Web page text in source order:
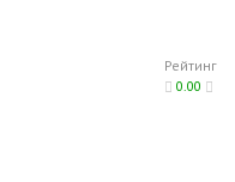
Рейтинг
0.00